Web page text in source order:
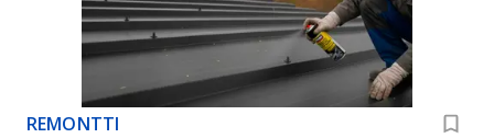
toimivaa kapillaarikatkoa.
REMONTTI